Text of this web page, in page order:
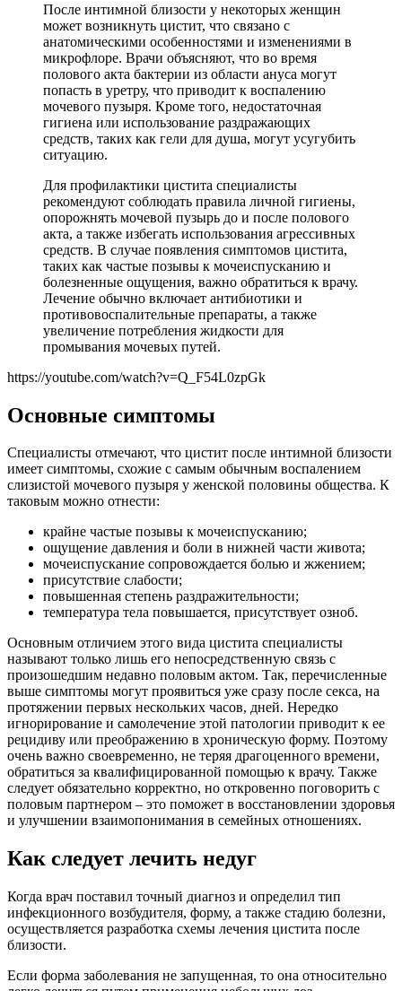
После интимной близости у некоторых женщин
может возникнуть цистит, что связано с
анатомическими особенностями и изменениями в
микрофлоре. Врачи объясняют, что во время
полового акта бактерии из области ануса могут
попасть в уретру, что приводит к воспалению
мочевого пузыря. Кроме того, недостаточная
гигиена или использование раздражающих
средств, таких как гели для душа, могут усугубить
ситуацию.
Для профилактики цистита специалисты
рекомендуют соблюдать правила личной гигиены,
опорожнять мочевой пузырь до и после полового
акта, а также избегать использования агрессивных
средств. В случае появления симптомов цистита,
таких как частые позывы к мочеиспусканию и
болезненные ощущения, важно обратиться к врачу.
Лечение обычно включает антибиотики и
противовоспалительные препараты, а также
увеличение потребления жидкости для
промывания мочевых путей.
https://youtube.com/watch?v=Q_F54L0zpGk
Основные симптомы
Специалисты отмечают, что цистит после интимной близости
имеет симптомы, схожие с самым обычным воспалением
слизистой мочевого пузыря у женской половины общества. К
таковым можно отнести:
крайне частые позывы к мочеиспусканию;
ощущение давления и боли в нижней части живота;
мочеиспускание сопровождается болью и жжением;
присутствие слабости;
повышенная степень раздражительности;
температура тела повышается, присутствует озноб.
Основным отличием этого вида цистита специалисты
называют только лишь его непосредственную связь с
произошедшим недавно половым актом. Так, перечисленные
выше симптомы могут проявиться уже сразу после секса, на
протяжении первых нескольких часов, дней. Нередко
игнорирование и самолечение этой патологии приводит к ее
рецидиву или преображению в хроническую форму. Поэтому
очень важно своевременно, не теряя драгоценного времени,
обратиться за квалифицированной помощью к врачу. Также
следует обязательно корректно, но откровенно поговорить с
половым партнером – это поможет в восстановлении здоровья
и улучшении взаимопонимания в семейных отношениях.
Как следует лечить недуг
Когда врач поставил точный диагноз и определил тип
инфекционного возбудителя, форму, а также стадию болезни,
осуществляется разработка схемы лечения цистита после
близости.
Если форма заболевания не запущенная, то она относительно